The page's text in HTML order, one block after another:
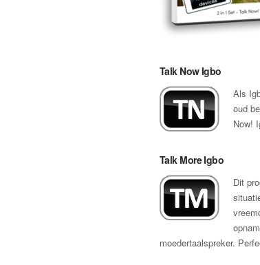
Talk Now Igbo
Als
oud
Now!
Talk More Igbo
Dit
moedertaalspreker.